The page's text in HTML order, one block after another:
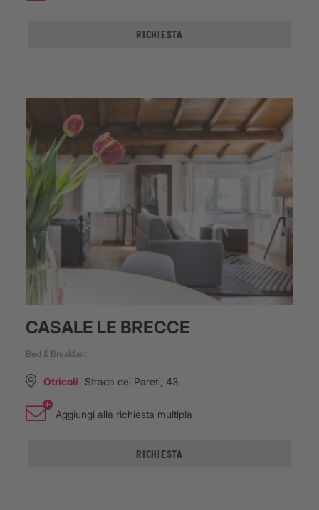
RICHIESTA
CASALE LE BRECCE
Bed & Breakfast
Otricoli Strada dei Pareti, 43
Aggiungi alla richiesta multipla
RICHIESTA